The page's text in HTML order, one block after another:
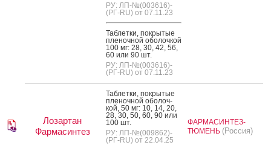
РУ: ЛП-№(003616)-
(РГ-RU) от 07.11.23
Таб­летки, пок­ры­тые
пле­ноч­ной обо­лоч­кой
100 мг: 28, 30, 42, 56,
60 или 90 шт.
РУ: ЛП-№(003616)-
(РГ-RU) от 07.11.23
Лозартан
Фармасинтез
Таб­летки, пок­ры­тые
пле­ноч­ной обо­лоч­
кой, 50 мг: 10, 14, 20,
28, 30, 50, 60, 90 или
100 шт.
РУ: ЛП-№(009862)-
(РГ-RU) от 22.04.25
ФАРМАСИНТЕЗ-
ТЮМЕНЬ (Россия)